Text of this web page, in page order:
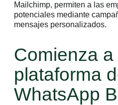
Mailchimp, permiten a las
potenciales mediante
mensajes personalizados.
Comienza
plataforma
WhatsApp